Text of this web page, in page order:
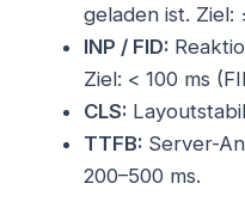
geladen ist. Ziel:
INP / FID:
Ziel: < 100 ms
CLS:
TTFB: Server-
200–500 ms.